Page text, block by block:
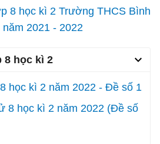
8 học kì 2 Trường THCS Bình
2021 - 2022
học kì 2
học kì 2 năm 2022 - Đề số 1
8 học kì 2 năm 2022 (Đề số